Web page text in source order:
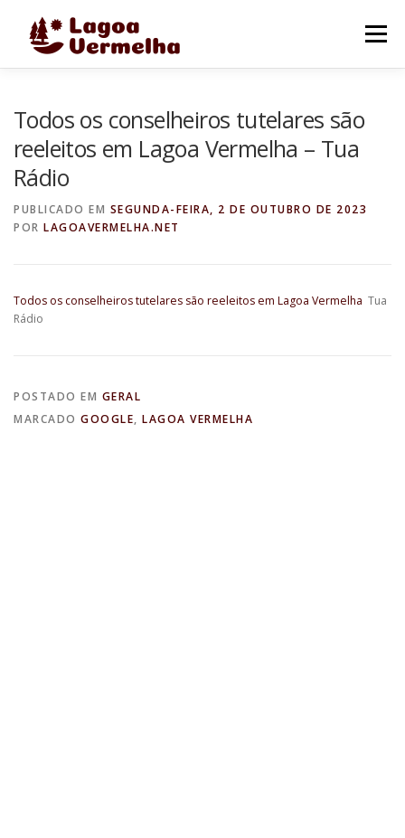
Menu
FALE CONOSCO
Todos os conselheiros tutelares são
reeleitos em Lagoa Vermelha – Tua
Rádio
PUBLICADO EM SEGUNDA-FEIRA, 2 DE OUTUBRO DE 2023
POR LAGOAVERMELHA.NET
Todos os conselheiros tutelares são reeleitos em Lagoa Vermelha Tua
Rádio
POSTADO EM GERAL
MARCADO GOOGLE, LAGOA VERMELHA